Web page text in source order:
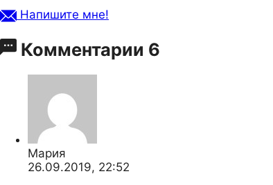
Напишите мне!
Комментарии 6
Мария
26.09.2019, 22:52